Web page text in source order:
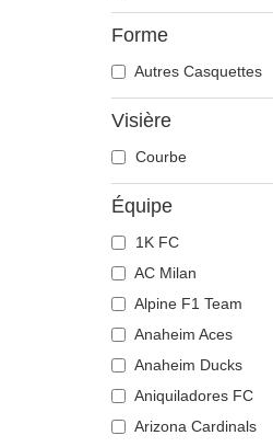
Forme
Autres Casquettes
Visière
Courbe
Équipe
1K FC
AC Milan
Alpine F1 Team
Anaheim Aces
Anaheim Ducks
Aniquiladores FC
Arizona Cardinals